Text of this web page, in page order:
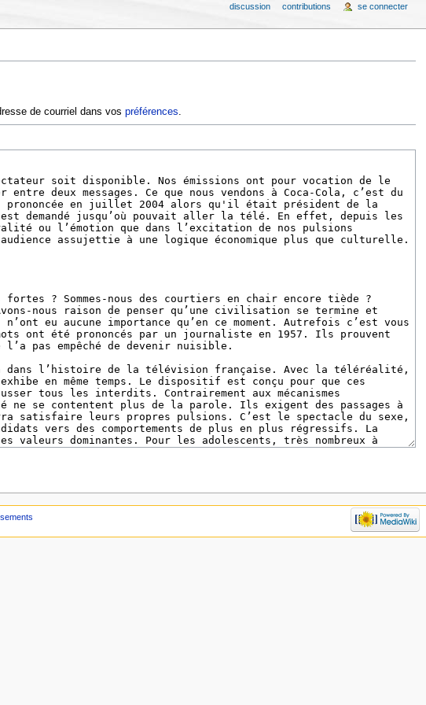
de courriel dans vos préférences.
discussion contributions se connecter